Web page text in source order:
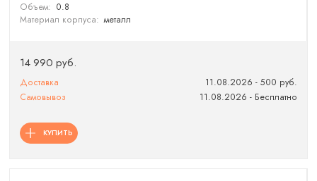
Объем: 0.8
Материал корпуса: металл
14 990 руб.
Доставка
11.08.2026 - 500 руб.
Самовывоз
11.08.2026 - Бесплатно
КУПИТЬ